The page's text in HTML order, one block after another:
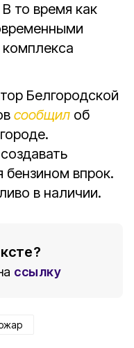
то время как
Белгородской
сообщил об
бензином впрок.
в наличии.
ссылку